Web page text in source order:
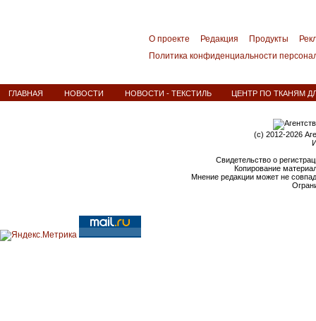
О проекте Редакция Продукты
Политика конфиденциальности
ГЛАВНАЯ НОВОСТИ НОВОСТИ - ТЕКСТИЛЬ ЦЕНТР ПО ТКАНЯМ
(c) 2012-2026
Свидетельство о
Копирование
Мнение редакции может не